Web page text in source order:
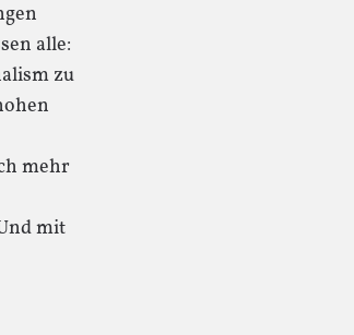
alle:
zu
mehr
mit